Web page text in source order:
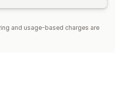
and usage-based charges are